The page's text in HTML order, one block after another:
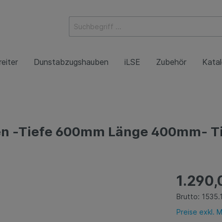
Dunstabzugshauben iLSE Zubehör
Kühlschränke
Handwasch- &
Wandhängeschränke
Wandhauben
Wandhauben mit
-Tiefe 600mm Länge 400mm-
Brutto:
Preise exkl.